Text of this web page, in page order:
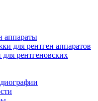
аппараты
для рентген аппаратов
рентгеновских